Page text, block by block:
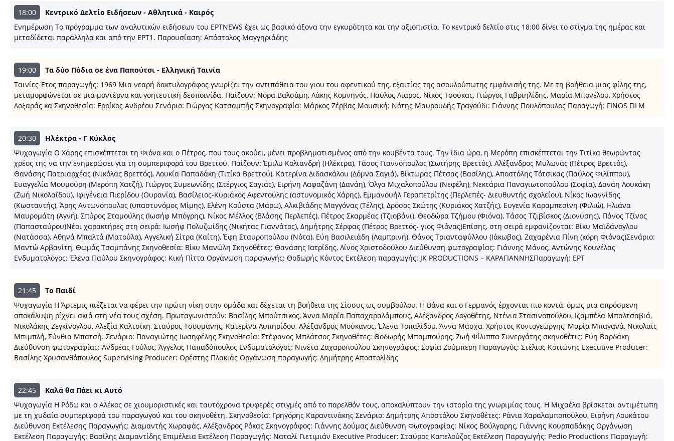
18:00
Κεντρικό Δελτίο Ειδήσεων - Αθλητικά - Καιρός
Ενημέρωση Το πρόγραμμα των αναλυτικών ειδήσεων του ΕΡΤNEWS έχει ως βασικό άξονα την εγκυρότητα και την αξιοπιστία. Το κεντρικό δελτίο στις 18:00 δίνει το στίγμα της ημέρας και
μεταδίδεται παράλληλα και από την ΕΡΤ1. Παρουσίαση: Απόστολος Μαγγηριάδης
19:00
Τα δύο Πόδια σε ένα Παπούτσι - Ελληνική Ταινία
Ταινίες Έτος παραγωγής: 1969 Μια νεαρή δακτυλογράφος γνωρίζει την αντιπάθεια του γιου του αφεντικού της, εξαιτίας της ασουλούπωτης εμφάνισής της. Με τη βοήθεια μιας φίλης της,
μεταμορφώνεται σε μια μοντέρνα και γοητευτική δεσποινίδα. Παίζουν: Νόρα Βαλσάμη, Λάκης Κομνηνός, Παύλος Λιάρος, Νίκος Τσούκας, Γιώργος Γαβριηλίδης, Μαρία Μπονέλου, Χρήστος
Δοξαράς κα Σκηνοθεσία: Ερρίκος Ανδρέου Σενάριο: Γιώργος Κατσαμπής Σκηνογραφία: Μάρκος Ζέρβας Μουσική: Νότης Μαυρουδής Τραγούδι: Γιάννης Πουλόπουλος Παραγωγή: FINOS FILM
20:30
Ηλέκτρα - Γ Κύκλος
Ψυχαγωγία Ο Χάρης επισκέπτεται τη Φιόνα και ο Πέτρος, που τους ακούει, μένει προβληματισμένος από την κουβέντα τους. Την ίδια ώρα, η Μερόπη επισκέπτεται την Τιτίκα θεωρώντας
χρέος της να την ενημερώσει για τη συμπεριφορά του Βρεττού. Παίζουν: Έμιλυ Κολιανδρή (Ηλέκτρα), Τάσος Γιαννόπουλος (Σωτήρης Βρεττός), Αλέξανδρος Μυλωνάς (Πέτρος Βρεττός),
Θανάσης Πατριαρχέας (Νικόλας Βρεττός), Λουκία Παπαδάκη (Τιτίκα Βρεττού), Κατερίνα Διδασκάλου (Δόμνα Σαγιά), Βίκτωρας Πέτσας (Βασίλης), Αποστόλης Τότσικας (Παύλος Φιλίππου),
Ευαγγελία Μουμούρη (Μερόπη Χατζή), Γιώργος Συμεωνίδης (Στέργιος Σαγιάς), Ειρήνη Λαφαζάνη (Δανάη), Όλγα Μιχαλοπούλου (Νεφέλη), Νεκτάρια Παναγιωτοπούλου (Σοφία), Δανάη Λουκάκη
(Ζωή Νικολαΐδου), Ιφιγένεια Πιερίδου (Ουρανία), Βασίλειος-Κυριάκος Αφεντούλης (αστυνομικός Χάρης), Εμμανουήλ Γεραπετρίτης (Περλεπές- Διευθυντής σχολείου), Νίκος Ιωαννίδης
(Κωσταντής), Άρης Αντωνόπουλος (υπαστυνόμος Μίμης), Ελένη Κούστα (Μάρω), Αλκιβιάδης Μαγγόνας (Τέλης), Δρόσος Σκώτης (Κυριάκος Χατζής), Ευγενία Καραμπεσίνη (Φιλιώ), Ηλιάνα
Μαυρομάτη (Αγνή), Σπύρος Σταμούλης (Ιωσήφ Μπόγρης), Νίκος Μέλλος (Βλάσης Περλεπές), Πέτρος Σκαρμέας (Τζιοβάνι), Θεοδώρα Τζήμου (Φιόνα), Τάσος Τζιβίσκος (Διονύσης), Πάνος Τζίνος
(Παπασταύρου)Νέοι χαρακτήρες στη σειρά: Ιωσήφ Πολυζωίδης (Νικήτας Γιαννάτος), Δημήτρης Σέρφας (Πέτρος Βρεττός- γιος Φιόνας)Επίσης, στη σειρά εμφανίζονται: Βίκυ Μαϊδάνογλου
(Νατάσσα), Αθηνά Μπαλτά (Ματούλα), Αγγελική Σίτρα (Καίτη), Έφη Σταυροπούλου (Νότα), Εύη Βασιλειάδη (Λαμπρινή), Θάνος Τριανταφύλλου (Ιάκωβος), Ζαχαρένια Πίνη (κόρη Φιόνας)Σενάριο:
Μαντώ Αρβανίτη, Θωμάς Τσαμπάνης Σκηνοθεσία: Βίκυ Μανώλη Σκηνοθέτες: Θανάσης Ιατρίδης, Λίνος Χριστοδούλου Διεύθυνση φωτογραφίας: Γιάννης Μάνος, Αντώνης Κουνέλας
Ενδυματολόγος: Έλενα Παύλου Σκηνογράφος: Κική Πίττα Οργάνωση παραγωγής: Θοδωρής Κόντος Εκτέλεση παραγωγής: JK PRODUCTIONS – ΚΑΡΑΓΙΑΝΝΗΣΠαραγωγή: ΕΡΤ
21:45
Το Παιδί
Ψυχαγωγία Η Άρτεμις πιέζεται να φέρει την πρώτη νίκη στην ομάδα και δέχεται τη βοήθεια της Σίσσυς ως συμβούλου. Η Βάνα και ο Γερμανός έρχονται πιο κοντά, όμως μια απρόσμενη
αποκάλυψη ρίχνει σκιά στη νέα τους σχέση. Πρωταγωνιστούν: Βασίλης Μπούτσικος, Άννα Μαρία Παπαχαραλάμπους, Αλέξανδρος Λογοθέτης, Ντένια Στασινοπούλου, Ιζαμπέλα Μπαλτσαβιά,
Νικολάκης Ζεγκίνογλου, Αλεξία Καλτσίκη, Σταύρος Τσουμάνης, Κατερίνα Λυπηρίδου, Αλέξανδρος Μούκανος, Έλενα Τοπαλίδου, Άννα Μάσχα, Χρήστος Κοντογεώργης, Μαρία Μπαγανά, Νικολαΐς
Μπιμπλή, Σύνθια Μπατσή. Σενάριο: Παναγιώτης Ιωσηφέλης Σκηνοθεσία: Στέφανος Μπλάτσος Σκηνοθέτες: Θοδωρής Μπαμπούρης, Ζωή Φίλιππα Συνεργάτης σκηνοθέτις: Εύη Βαρδάκη
Διεύθυνση φωτογραφίας: Ανδρέας Γούλος, Άγγελος Παπαδόπουλος Ενδυματολόγος: Νινέτα Ζαχαροπούλου Σκηνογράφος: Σοφία Ζούμπερη Παραγωγός: Στέλιος Κοτιώνης Executive Producer:
Βασίλης Χρυσανθόπουλος Supervising Producer: Ορέστης Πλακιάς Οργάνωση παραγωγής: Δημήτρης Αποστολίδης
22:45
Καλά θα Πάει κι Αυτό
Ψυχαγωγία Η Ρόδω και ο Αλέκος σε χιουμοριστικές και ταυτόχρονα τρυφερές στιγμές από το παρελθόν τους, αποκαλύπτουν την ιστορία της γνωριμίας τους. Η Μιχαέλα βρίσκεται αντιμέτωπη
με τη χυδαία συμπεριφορά του παραγωγού και του σκηνοθέτη. Σκηνοθεσία: Γρηγόρης Καραντινάκης Σενάριο: Δημήτρης Αποστόλου Σκηνοθέτες: Ράνια Χαραλαμποπούλου, Ειρήνη Λουκάτου
Διεύθυνση Εκτέλεσης Παραγωγής: Διαμαντής Χωραφάς, Αλέξανδρος Ρόκας Σκηνογράφος: Γιάννης Δούμας Διεύθυνση Φωτογραφίας: Νίκος Βούλγαρης, Γιάννης Κουρπαδάκης Οργάνωση
Εκτέλεση Παραγωγής: Βασίλης Διαμαντίδης Επιμέλεια Εκτέλεση Παραγωγής: Ναταλί Γιετιμιάν Executive Producer: Σταύρος Καπελούζος Εκτέλεση Παραγωγής: Pedio Productions Παραγωγή: